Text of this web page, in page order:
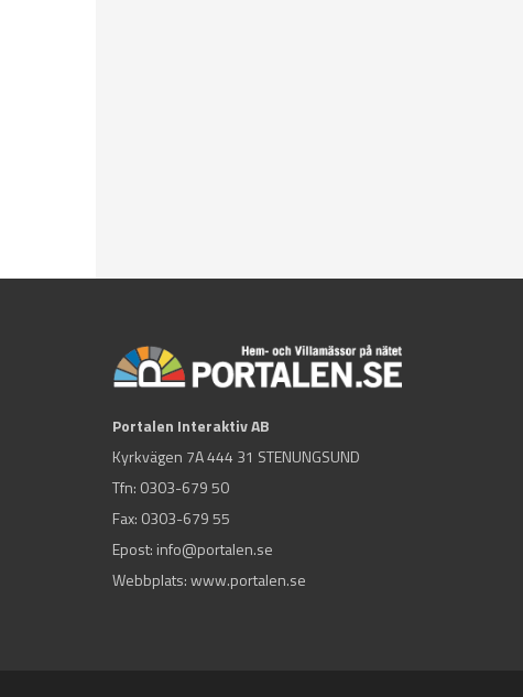
Portalen Interaktiv AB
Kyrkvägen 7A 444 31 STENUNGSUND
Tfn: 0303-679 50
Fax: 0303-679 55
Epost: info@portalen.se
Webbplats: www.portalen.se